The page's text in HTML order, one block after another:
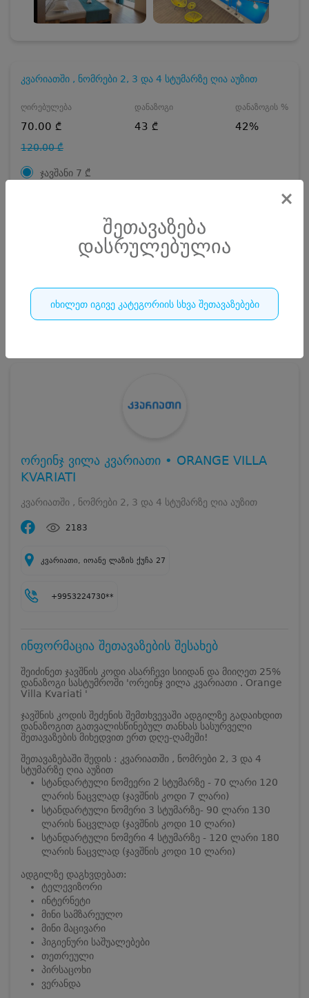
×
შეთავაზება
დასრულებულია
იხილეთ იგივე კატეგორიის სხვა შეთავაზებები
კვარიათში , ნომრები 2, 3 და 4 სტუმარზე ღია აუზით
ღირებულება
70.00 ₾
120.00 ₾
დანაზოგი
43 ₾
დანაზოგის %
42%
ჯავშანი 7 ₾
დასრულებულია 0
ორეინჯ ვილა კვარიათი • ORANGE VILLA
KVARIATI
კვარიათში , ნომრები 2, 3 და 4 სტუმარზე ღია აუზით
2183
კვარიათი, იოანე ლაზის ქუჩა 27
+9953224730**
ინფორმაცია შეთავაზების შესახებ
შეიძინეთ ჯავშნის კოდი ასარჩევი სიიდან და მიიღეთ 25%
დანაზოგი სასტუმროში 'ორეინჯ ვილა კვარიათი . Orange
Villa Kvariati '
ჯავშნის კოდის შეძენის შემთხვევაში ადგილზე გადაიხდით
დანაზოგით გათვალისწინებულ თანხას სასურველი
შეთავაზების მიხედვით ერთ დღე-ღამეში!
შეთავაზებაში შედის : კვარიათში , ნომრები 2, 3 და 4
სტუმარზე ღია აუზით
სტანდარტული ნომეერი 2 სტუმარზე - 70 ლარი 120
ლარის ნაცვლად (ჯავშნის კოდი 7 ლარი)
სტანდარტული ნომერი 3 სტუმარზე- 90 ლარი 130
ლარის ნაცვლად (ჯავშნის კოდი 10 ლარი)
სტანდარტული ნომერი 4 სტუმარზე - 120 ლარი 180
ლარის ნაცვლად (ჯავშნის კოდი 10 ლარი)
ადგილზე დაგხვდებათ:
ტელევიზორი
ინტერნეტი
მინი სამზარეულო
მინი მაცივარი
ჰიგიენური საშუალებები
თეთრეული
პირსაცოხი
ვერანდა